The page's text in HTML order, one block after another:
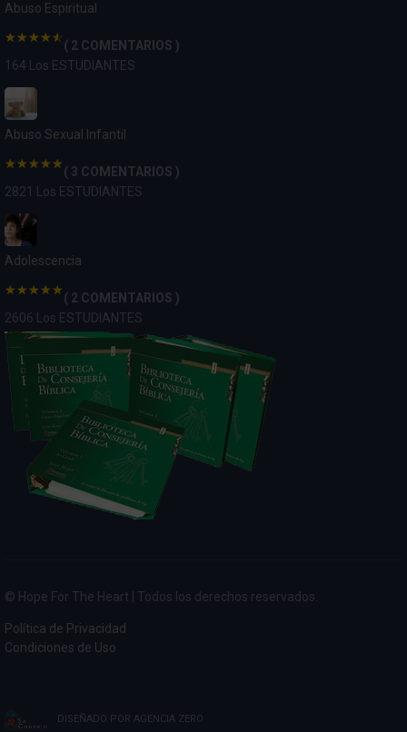
Abuso Espiritual
( 2 COMENTARIOS )
164 Los ESTUDIANTES
Abuso Sexual Infantil
( 3 COMENTARIOS )
2821 Los ESTUDIANTES
Adolescencia
( 2 COMENTARIOS )
2606 Los ESTUDIANTES
© Hope For The Heart | Todos los derechos reservados.
Política de Privacidad
Condiciones de Uso
DISEÑADO POR AGENCIA ZERO